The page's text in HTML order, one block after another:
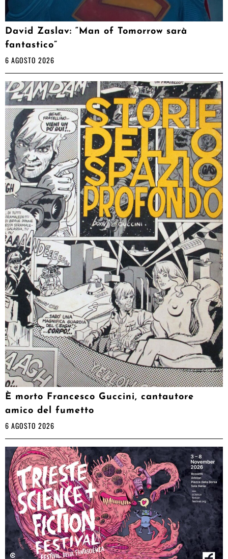
David Zaslav: “Man of Tomorrow sarà
fantastico”
6 AGOSTO 2026
È morto Francesco Guccini, cantautore
amico del fumetto
6 AGOSTO 2026